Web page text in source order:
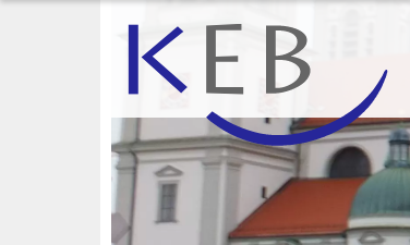
Machen Sie mit!